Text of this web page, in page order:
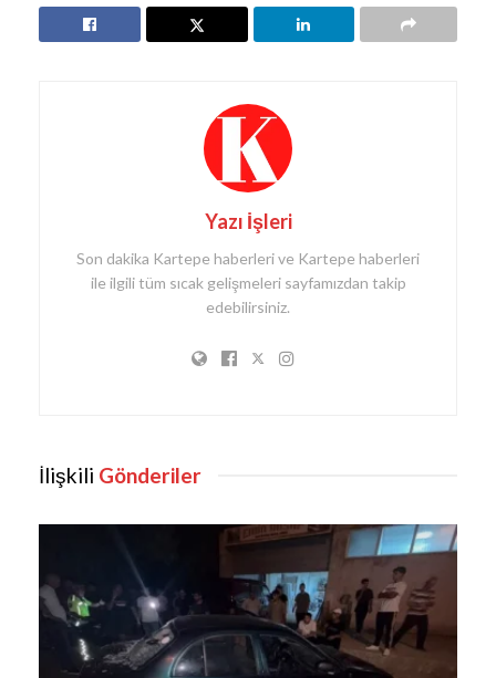
Yazı İşleri
Son dakika Kartepe haberleri ve Kartepe haberleri
ile ilgili tüm sıcak gelişmeleri sayfamızdan takip
edebilirsiniz.
İlişkili Gönderiler